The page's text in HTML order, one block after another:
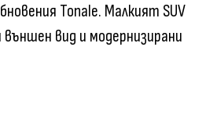
Tonale. Малкият SUV
вид и модернизирани